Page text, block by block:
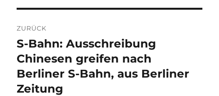
ZURÜCK
Vorheriger
Beitrag:
S-Bahn: Ausschreibung
Chinesen greifen nach
Berliner S-Bahn, aus Berliner
Zeitung